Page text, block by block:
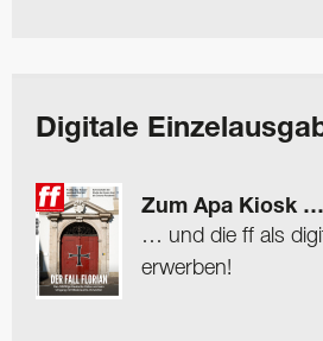
Digitale
Zum Apa Kiosk …
… und die ff als
erwerben!